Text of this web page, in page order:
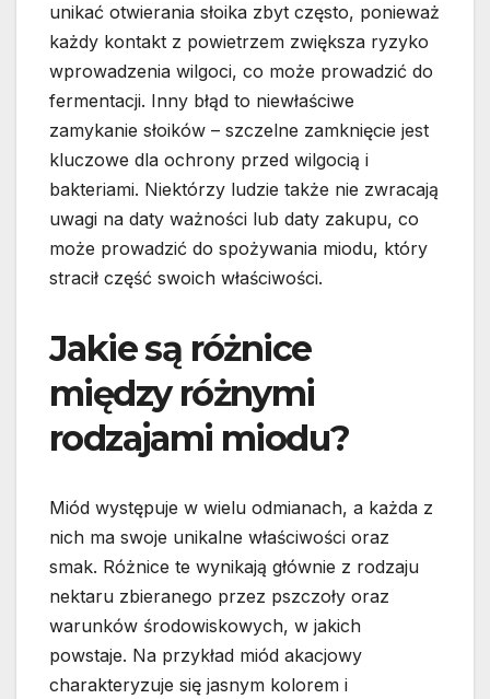
unikać otwierania słoika zbyt często, ponieważ
każdy kontakt z powietrzem zwiększa ryzyko
wprowadzenia wilgoci, co może prowadzić do
fermentacji. Inny błąd to niewłaściwe
zamykanie słoików – szczelne zamknięcie jest
kluczowe dla ochrony przed wilgocią i
bakteriami. Niektórzy ludzie także nie zwracają
uwagi na daty ważności lub daty zakupu, co
może prowadzić do spożywania miodu, który
stracił część swoich właściwości.
Jakie są różnice
między różnymi
rodzajami miodu?
Miód występuje w wielu odmianach, a każda z
nich ma swoje unikalne właściwości oraz
smak. Różnice te wynikają głównie z rodzaju
nektaru zbieranego przez pszczoły oraz
warunków środowiskowych, w jakich
powstaje. Na przykład miód akacjowy
charakteryzuje się jasnym kolorem i